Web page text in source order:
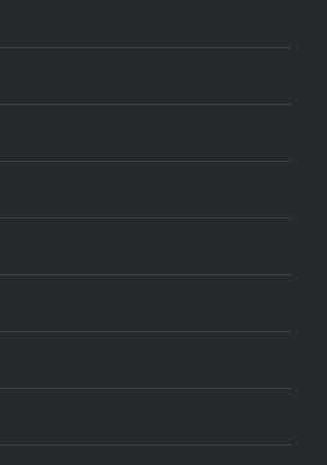
স্বাস্থ্যবিধিতে উদাসীনতা